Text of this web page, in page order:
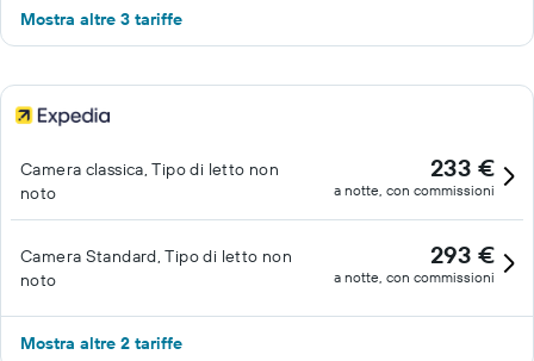
Mostra altre 3 tariffe
Camera classica, Tipo di letto non
noto
233 €
a notte, con commissioni
Camera Standard, Tipo di letto non
noto
293 €
a notte, con commissioni
Mostra altre 2 tariffe